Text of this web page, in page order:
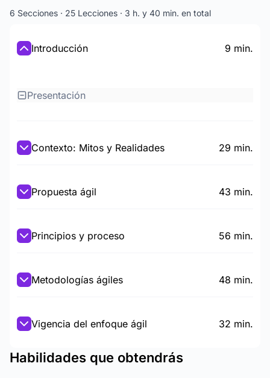
6 Secciones · 25 Lecciones · 3 h. y 40 min. en total
Introducción 9 min.
Presentación
Contexto: Mitos y Realidades 29 min.
Propuesta ágil 43 min.
Principios y proceso 56 min.
Metodologías ágiles 48 min.
Vigencia del enfoque ágil 32 min.
Habilidades que obtendrás